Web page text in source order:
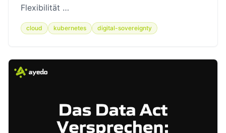
Flexibilität …
cloud kubernetes digital-sovereignty